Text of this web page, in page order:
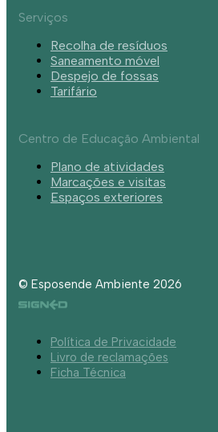
Serviços
Recolha de resíduos
Saneamento móvel
Despejo de fossas
Tarifário
Centro de Educação Ambiental
Plano de atividades
Marcações e visitas
Espaços exteriores
© Esposende Ambiente 2026
Política de Privacidade
Livro de reclamações
Ficha Técnica